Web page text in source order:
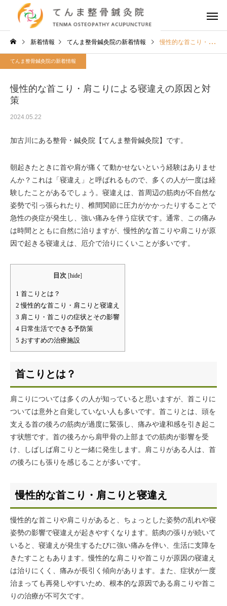
新着情報 てんま整骨鍼灸院の新着情報 慢性的な首こり・肩こりによる寝違えの原因と対策
てんま整骨鍼灸院の新着情報
慢性的な首こり・肩こりによる寝違えの原因と対
策
2024.05.22
加古川にある整骨・鍼灸院【てんま整骨鍼灸院】です。
朝起きたときに首や肩が痛くて動かせないという経験はありませ
んか？これは「寝違え」と呼ばれるもので、多くの人が一度は経
験したことがあるでしょう。寝違えは、首周辺の筋肉が不自然な
姿勢で引っ張られたり、椎間関節に圧力がかかったりすることで
急性の炎症が発生し、強い痛みを伴う症状です。通常、この痛み
は時間とともに自然に治りますが、慢性的な首こりや肩こりが原
因で起きる寝違えは、厄介で治りにくいことが多いです。
目次 [hide]
1 首こりとは？
2 慢性的な首こり・肩こりと寝違え
3 肩こり・首こりの症状とその影響
4 日常生活でできる予防策
5 おすすめの治療施設
首こりとは？
肩こりについては多くの人が知っていると思いますが、首こりに
ついては意外と自覚していない人も多いです。首こりとは、頭を
支える首の後ろの筋肉が過度に緊張し、痛みや違和感を引き起こ
す状態です。首の後ろから肩甲骨の上部までの筋肉が影響を受
け、しばしば肩こりと一緒に発生します。肩こりがある人は、首
の後ろにも張りを感じることが多いです。
慢性的な首こり・肩こりと寝違え
慢性的な首こりや肩こりがあると、ちょっとした姿勢の乱れや寝
姿勢の影響で寝違えが起きやすくなります。筋肉の張りが続いて
いると、寝違えが発生するたびに強い痛みを伴い、生活に支障を
きたすこともあります。慢性的な肩こりや首こりが原因の寝違え
は治りにくく、痛みが長引く傾向があります。また、症状が一度
治まっても再発しやすいため、根本的な原因である肩こりや首こ
りの治療が不可欠です。